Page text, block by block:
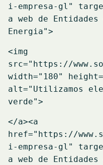
i-empresa-gl"
a web de Entidades
Energia">
<img
src="https://
width="180"
alt="Utilizamos
verde">
</a><a
href="https://
i-empresa-gl"
a web de Entidades